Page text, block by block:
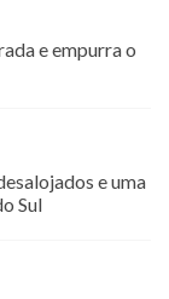
e empurra o
e uma
Sul